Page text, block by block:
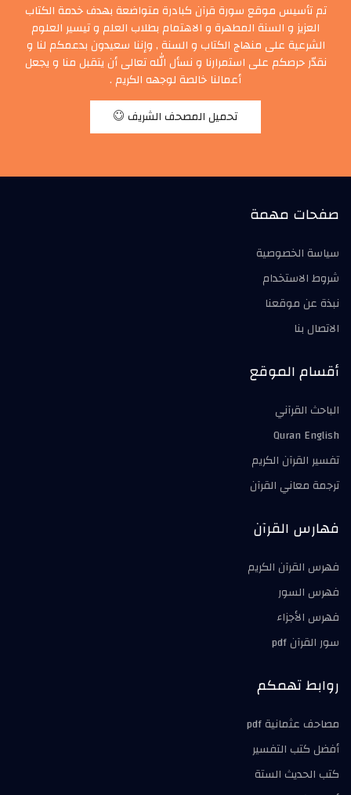
تم تأسيس موقع سورة قرآن كبادرة متواضعة بهدف خدمة الكتاب
العزيز و السنة المطهرة و الاهتمام بطلاب العلم و تيسير العلوم
الشرعية على منهاج الكتاب و السنة , وإننا سعيدون بدعمكم لنا و
نقدّر حرصكم على استمرارنا و نسأل الله تعالى أن يتقبل منا و يجعل
أعمالنا خالصة لوجهه الكريم .
تحميل المصحف الشريف
صفحات مهمة
سياسة الخصوصية
شروط الاستخدام
نبذة عن موقعنا
الاتصال بنا
أقسام الموقع
الباحث القرآني
Quran English
تفسير القرآن الكريم
ترجمة معاني القرآن
فهارس القرآن
فهرس القرآن الكريم
فهرس السور
فهرس الأجزاء
سور القرآن pdf
روابط تهمكم
مصاحف عثمانية pdf
أفضل كتب التفسير
كتب الحديث الستة